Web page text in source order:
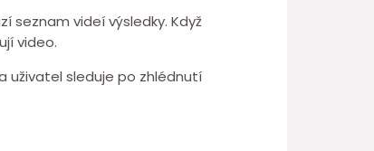
seznam videí výsledky. Když
video.
uživatel sleduje po zhlédnutí